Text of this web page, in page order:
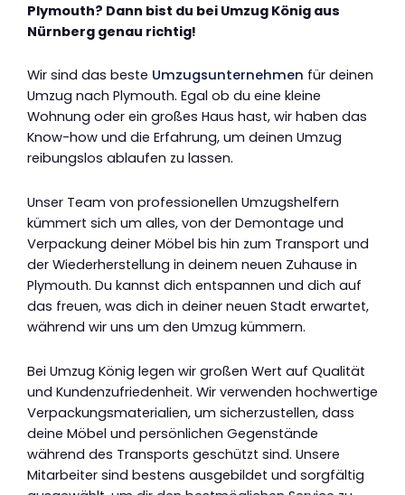
Plymouth? Dann bist du bei Umzug König aus
Nürnberg genau richtig!
Wir sind das beste Umzugsunternehmen für deinen
Umzug nach Plymouth. Egal ob du eine kleine
Wohnung oder ein großes Haus hast, wir haben das
Know-how und die Erfahrung, um deinen Umzug
reibungslos ablaufen zu lassen.
Unser Team von professionellen Umzugshelfern
kümmert sich um alles, von der Demontage und
Verpackung deiner Möbel bis hin zum Transport und
der Wiederherstellung in deinem neuen Zuhause in
Plymouth. Du kannst dich entspannen und dich auf
das freuen, was dich in deiner neuen Stadt erwartet,
während wir uns um den Umzug kümmern.
Bei Umzug König legen wir großen Wert auf Qualität
und Kundenzufriedenheit. Wir verwenden hochwertige
Verpackungsmaterialien, um sicherzustellen, dass
deine Möbel und persönlichen Gegenstände
während des Transports geschützt sind. Unsere
Mitarbeiter sind bestens ausgebildet und sorgfältig